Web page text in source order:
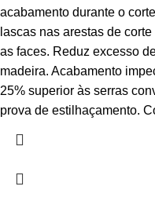
acabamento durante o
lascas nas arestas de
as faces. Reduz excesso
madeira. Acabamento
25% superior às serras
prova de estilhaçamento.